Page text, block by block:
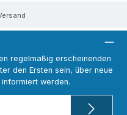
regelmäßig erscheinenden
den Ersten sein, über neue
werden.